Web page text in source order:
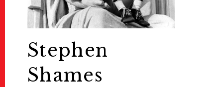
Stephen
Shames